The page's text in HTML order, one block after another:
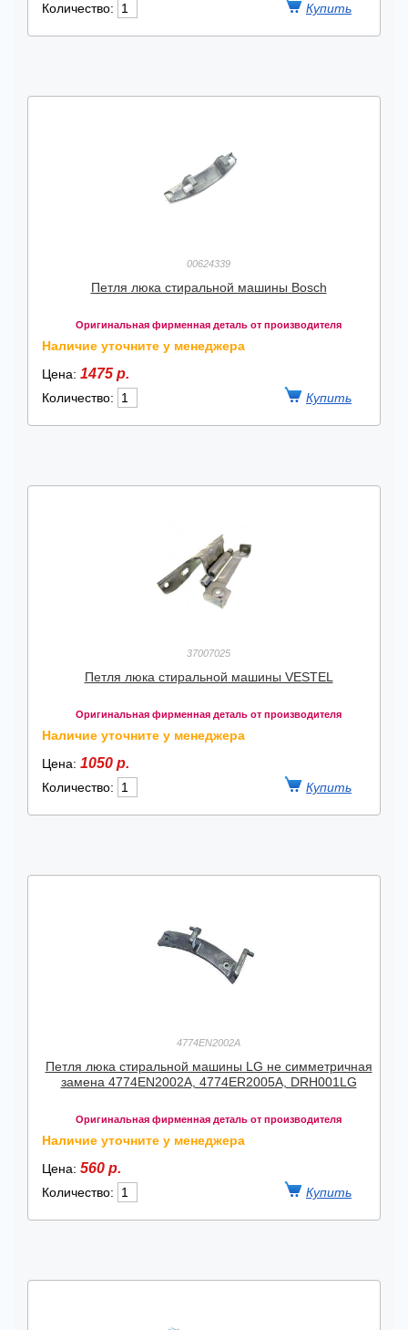
Количество:
00624339
Петля люка стиральной машины Bosch
Оригинальная фирменная деталь от производителя
Наличие уточните у менеджера
Цена: 1475 р.
Количество:
37007025
Петля люка стиральной машины VESTEL
Оригинальная фирменная деталь от производителя
Наличие уточните у менеджера
Цена: 1050 р.
Количество:
4774EN2002A
Петля люка стиральной машины LG не симметричная
замена 4774EN2002A, 4774ER2005A, DRH001LG
Оригинальная фирменная деталь от производителя
Наличие уточните у менеджера
Цена: 560 р.
Количество: